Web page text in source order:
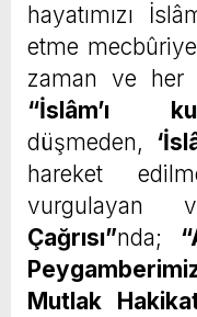
hayatımızı
etme
zaman ve her
“İslâm’ı
düşmeden,
hareket
Çağrısı”nda;
Mutlak